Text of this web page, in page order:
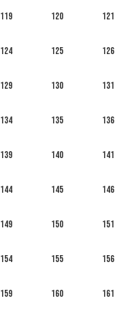
119 120 121
124 125 126
129 130 131
134 135 136
139 140 141
144 145 146
149 150 151
154 155 156
159 160 161